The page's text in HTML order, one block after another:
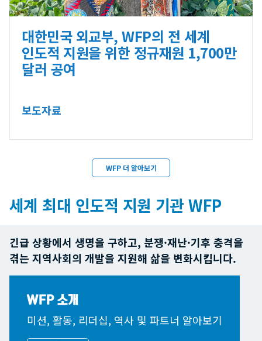
대한민국 외교부, WFP의 전 세계
인도적 지원을 위한 정규재원 1,700만
달러 공여
보도자료
WFP 더 알아보기
세계 최대 인도적 지원 기관 WFP
긴급 상황에서 생명을 구하고, 분쟁·재난·기후 충격을
겪는 지역사회의 개발을 지원해 삶을 변화시킵니다.
WFP 소개
미션, 활동, 리더십, 역사 및 파트너 알아보기